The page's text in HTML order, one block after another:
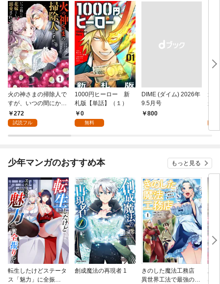
火の神さまの掃除人で
すが、いつの間にか花
嫁として溺愛されてい
ます【単話】（１）
272
試読フル
1000円ヒーロー 新
札版【単話】（１）
0
無料
DIME (ダイム) 2026年
9.5月号
￥800
追
か
れ
（
少年マンガのおすすめ本 もっと見る
転生したけどステータ
ス「魅力」に全振
創成魔法の再現者 1
きのした魔法工務店
異世界工法で最強の家
兆